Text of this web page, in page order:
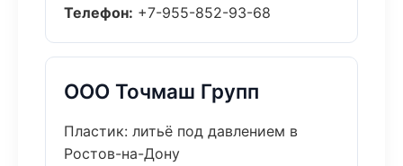
Телефон: +7-955-852-93-68
ООО Точмаш Групп
Пластик: литьё под давлением в
Ростов-на-Дону